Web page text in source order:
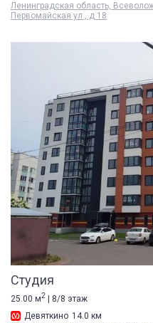
Ленинградская область,
Первомайская ул., д 18
Студия
25.00 м2 | 8/8 этаж
Девяткино 14.0 км